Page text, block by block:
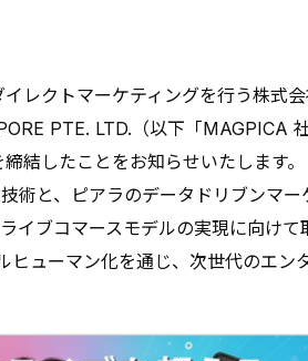
プレスリリース
メディア
セミナー情報
レクトマーケティングを行う株式
PTE. LTD.（以下「MAGPICA
結したことをお知らせいたします。
と、ピアラのデータドリブンマ
ブコマースモデルの実現に向けて
ューマン化を通じ、次世代のエン